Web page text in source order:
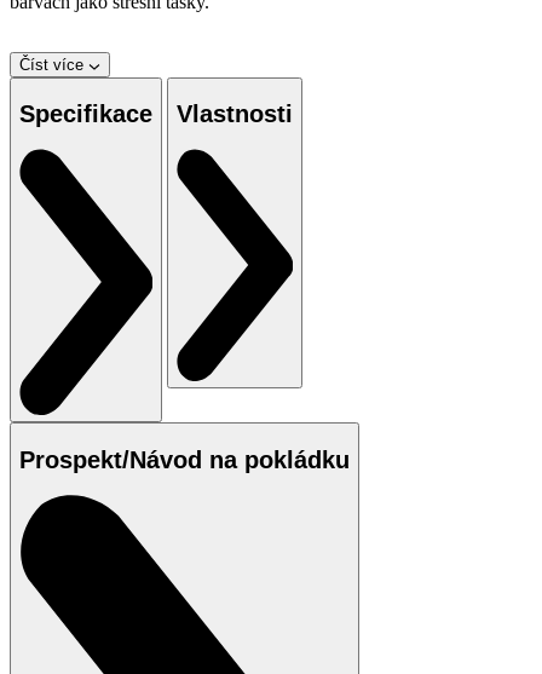
Číst více
Specifikace Vlastnosti
Prospekt/Návod na pokládku